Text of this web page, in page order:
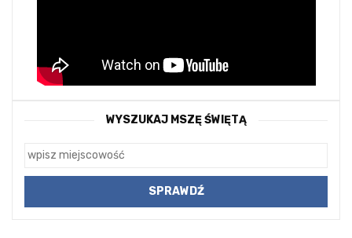
WYSZUKAJ MSZĘ ŚWIĘTĄ